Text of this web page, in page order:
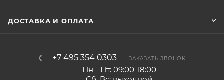
ДОСТАВКА И ОПЛАТА
+7 495 354 0303 ЗАКАЗАТЬ ЗВОНОК
Пн - Пт: 09:00-18:00